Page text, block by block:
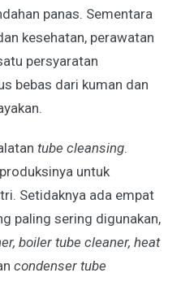
panas. Sementara
kesehatan, perawatan
persyaratan
bebas dari kuman dan
tube cleansing.
untuk
Setidaknya ada empat
paling sering digunakan,
boiler tube cleaner, heat
condenser tube